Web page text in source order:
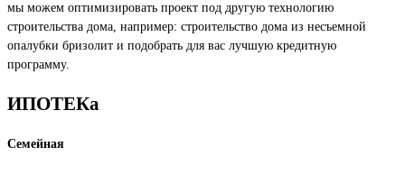
мы можем оптимизировать проект под другую технологию
строительства дома, например: строительство дома из несъемной
опалубки бризолит и подобрать для вас лучшую кредитную
программу.
ИПОТЕКа
Семейная